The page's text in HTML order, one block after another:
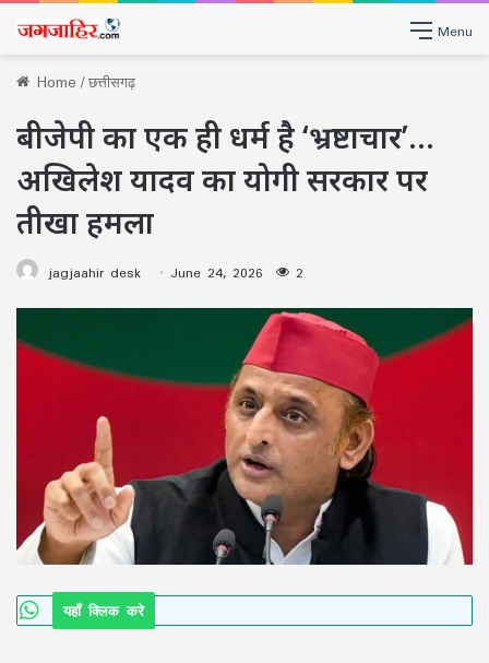
Menu
Home/छत्तीसगढ़
बीजेपी का एक ही धर्म है ‘भ्रष्टाचार’…
अखिलेश यादव का योगी सरकार पर
तीखा हमला
jagjaahir desk June 24, 2026 2
यहाँ क्लिक करे